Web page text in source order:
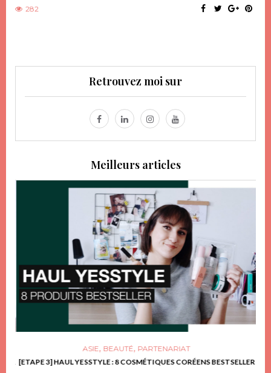
282
Retrouvez moi sur
Meilleurs articles
ASIE, BEAUTÉ, PARTENARIAT
[ETAPE 3] HAUL YESSTYLE : 8 COSMÉTIQUES CORÉENS BESTSELLER